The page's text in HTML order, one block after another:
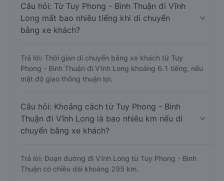
Câu hỏi: Từ Tuy Phong - Bình Thuận đi Vĩnh
Long mất bao nhiêu tiếng khi di chuyển
bằng xe khách?
Trả lời: Thời gian di chuyển bằng xe khách từ Tuy
Phong - Bình Thuận đi Vĩnh Long khoảng 6.1 tiếng, nếu
mật độ giao thông thuận lợi.
Câu hỏi: Khoảng cách từ Tuy Phong - Bình
Thuận đi Vĩnh Long là bao nhiêu km nếu di
chuyển bằng xe khách?
Trả lời: Đoạn đường đi Vĩnh Long từ Tuy Phong - Bình
Thuận có chiều dài khoảng 295 km.